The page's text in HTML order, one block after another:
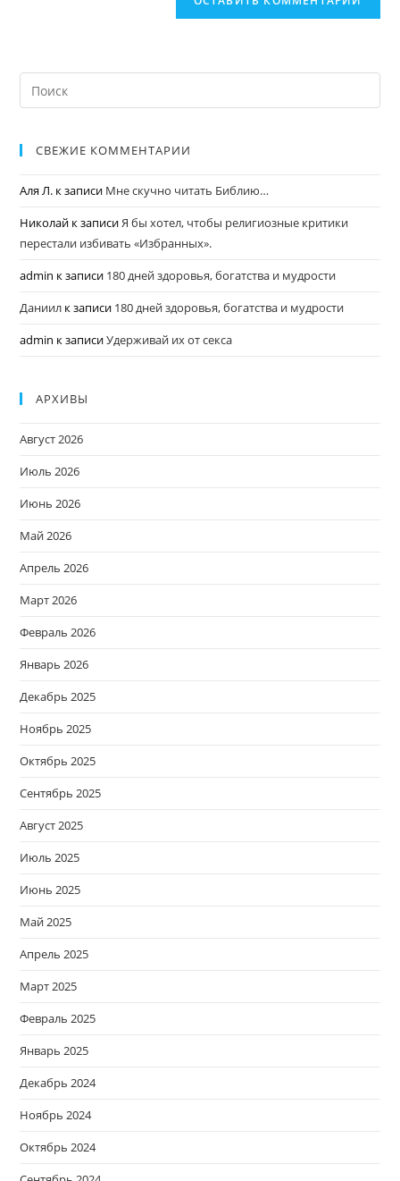
СВЕЖИЕ КОММЕНТАРИИ
Аля Л. к записи Мне скучно читать Библию…
Николай к записиЯ бы хотел, чтобы религиозные критики
перестали избивать «Избранных».
admin к записи 180 дней здоровья, богатства и мудрости
Даниил к записи 180 дней здоровья, богатства и мудрости
admin к записиУдерживай их от секса
АРХИВЫ
Август 2026
Июль 2026
Июнь 2026
Май 2026
Апрель 2026
Март 2026
Февраль 2026
Январь 2026
Декабрь 2025
Ноябрь 2025
Октябрь 2025
Сентябрь 2025
Август 2025
Июль 2025
Июнь 2025
Май 2025
Апрель 2025
Март 2025
Февраль 2025
Январь 2025
Декабрь 2024
Ноябрь 2024
Октябрь 2024